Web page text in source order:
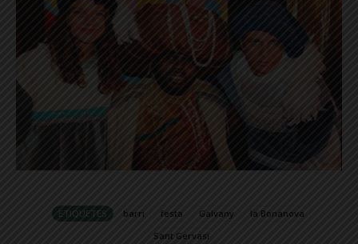
ETIQUETES barri festa Galvany
la Bonanova
Sant Gervasi